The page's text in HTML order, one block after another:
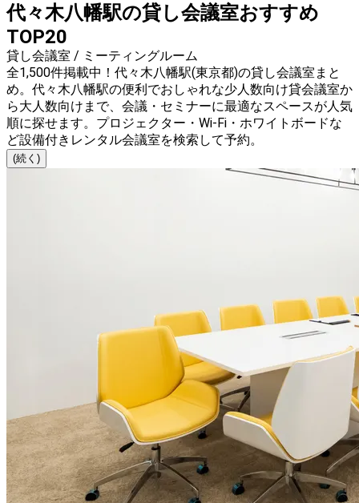
代々木八幡駅の貸し会議室おすすめ
TOP20
貸し会議室 / ミーティングルーム
全1,500件掲載中！代々木八幡駅(東京都)の貸し会議室まと
め。代々木八幡駅の便利でおしゃれな少人数向け貸会議室か
ら大人数向けまで、会議・セミナーに最適なスペースが人気
順に探せます。プロジェクター・Wi-Fi・ホワイトボードな
ど設備付きレンタル会議室を検索して予約。
(続く)